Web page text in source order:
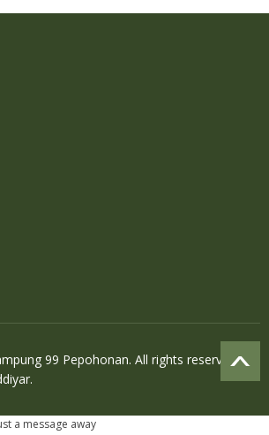
99 Pepohonan. All rights reserved.
.
a message away